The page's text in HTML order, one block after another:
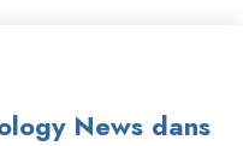
News dans